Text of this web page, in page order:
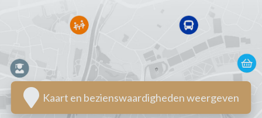
Kaart en bezienswaardigheden weergeven